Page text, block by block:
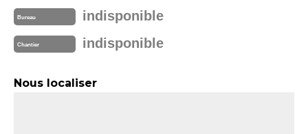
Bureau indisponible
Chantier indisponible
Nous localiser